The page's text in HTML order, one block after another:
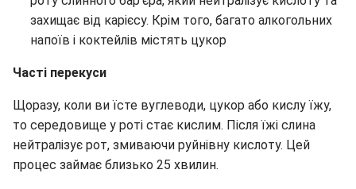
захищає від карієсу. Крім того, багато алкогольних
напоїв і коктейлів містять цукор
Часті перекуси
Щоразу, коли ви їсте вуглеводи, цукор або кислу їжу,
то середовище у роті стає кислим. Після їжі слина
нейтралізує рот, змиваючи руйнівну кислоту. Цей
процес займає близько 25 хвилин.